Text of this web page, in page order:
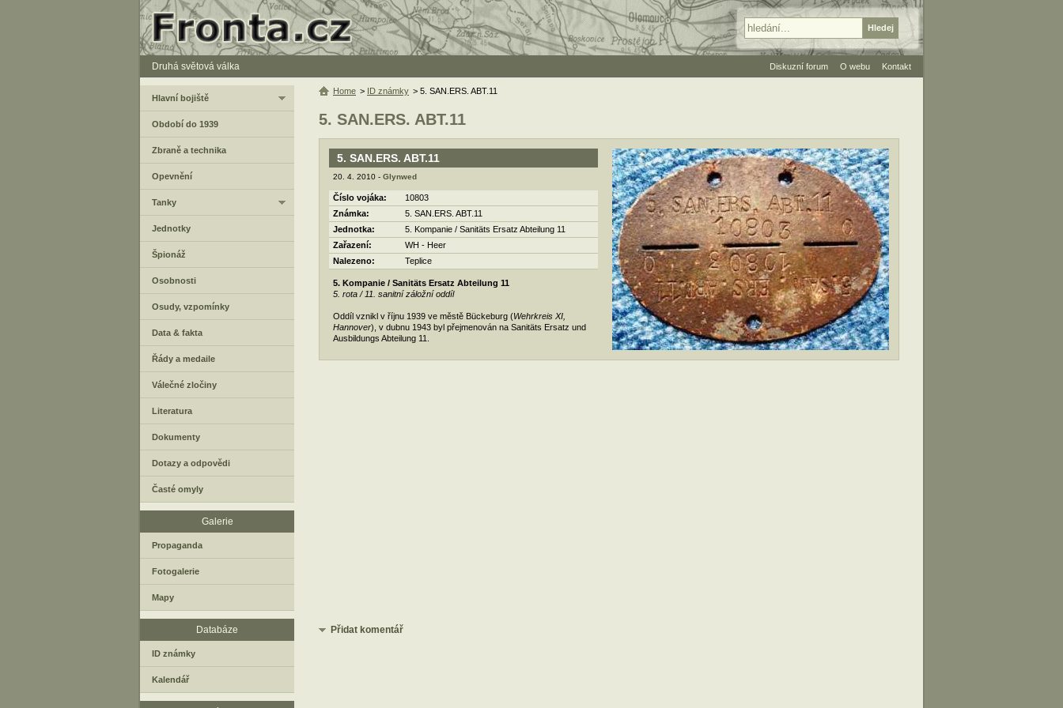
Druhá světová válka
5. SAN.ERS. ABT.11
5. SAN.ERS. ABT.11
20. 4. 2010 - Glynwed
Číslo vojáka:
10803
Známka:
5. SAN.ERS. ABT.11
Jednotka:
5. Kompanie / Sanitäts Ersatz Abteilung 11
Zařazení:
WH - Heer
Nalezeno:
Teplice
5. Kompanie / Sanitäts Ersatz Abteilung 11
5. rota / 11. sanitní záložní oddíl
Oddíl vznikl v říjnu 1939 ve městě Bückeburg (Wehrkreis XI,
Hannover), v dubnu 1943 byl přejmenován na Sanitäts Ersatz und
Ausbildungs Abteilung 11.
Home > ID známky > 5. SAN.ERS. ABT.11
Přidat komentář
Hlavní bojiště
Období do 1939
Zbraně a technika
Opevnění
Tanky
Jednotky
Špionáž
Osobnosti
Osudy, vzpomínky
Data & fakta
Řády a medaile
Válečné zločiny
Literatura
Dokumenty
Dotazy a odpovědi
Časté omyly
Galerie
Propaganda
Fotogalerie
Mapy
Databáze
ID známky
Kalendář
Diskuzní forum O webu Kontakt